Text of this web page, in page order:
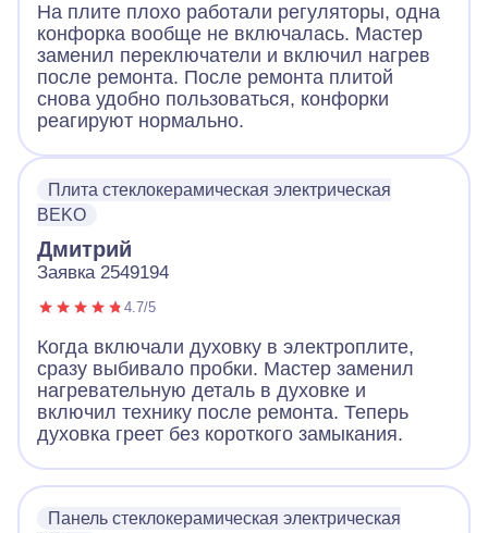
На плите плохо работали регуляторы, одна
конфорка вообще не включалась. Мастер
заменил переключатели и включил нагрев
после ремонта. После ремонта плитой
снова удобно пользоваться, конфорки
реагируют нормально.
Плита стеклокерамическая электрическая
BEKO
Дмитрий
Заявка 2549194
4.7/5
Когда включали духовку в электроплите,
сразу выбивало пробки. Мастер заменил
нагревательную деталь в духовке и
включил технику после ремонта. Теперь
духовка греет без короткого замыкания.
Панель стеклокерамическая электрическая